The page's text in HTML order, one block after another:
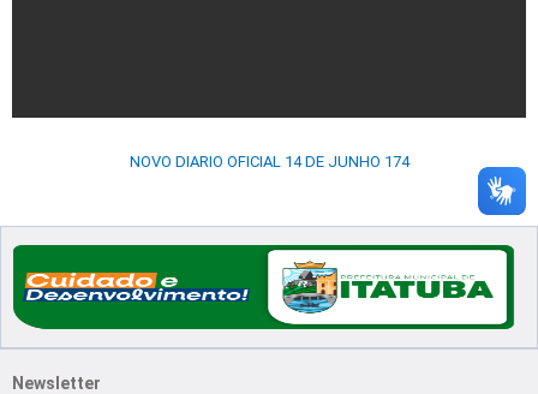
NOVO DIARIO OFICIAL 14 DE JUNHO 174
Newsletter